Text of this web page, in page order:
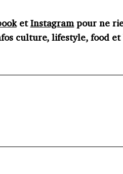
etInstagrampour ne
culture, lifestyle, food